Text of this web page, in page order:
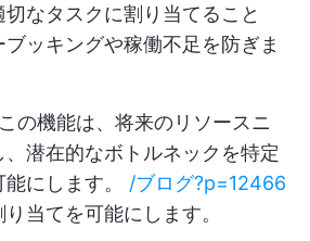
切なタスクに割り当てること
ッキングや稼働不足を防ぎま
この機能は、将来のリソースニ
、潜在的なボトルネックを特定
にします。 /ブログ?p=12466
当てを可能にします。